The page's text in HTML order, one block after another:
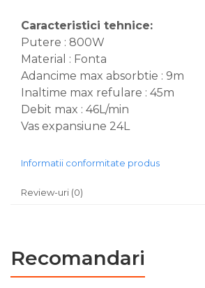
Caracteristici tehnice:
Putere : 800W
Material : Fonta
Adancime max absorbtie : 9m
Inaltime max refulare : 45m
Debit max : 46L/min
Vas expansiune 24L
Informatii conformitate produs
Review-uri (0)
Recomandari